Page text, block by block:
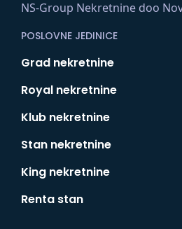
NS-Group Nekretnine doo
POSLOVNE JEDINICE
Grad nekretnine
Royal nekretnine
Klub nekretnine
Stan nekretnine
King nekretnine
Renta stan